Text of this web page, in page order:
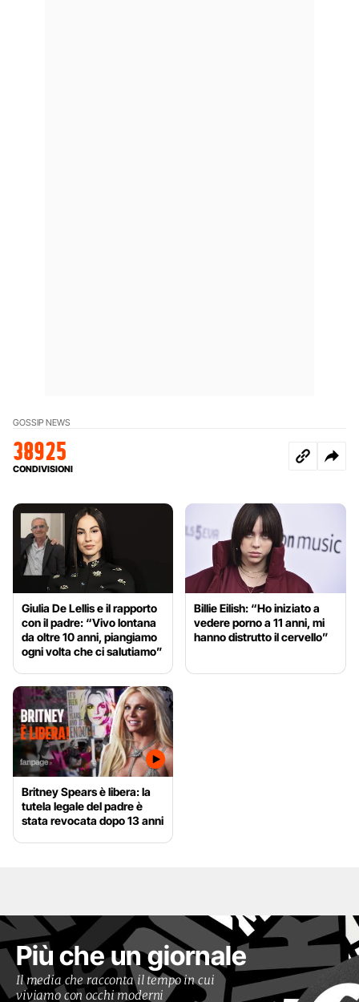
GOSSIP NEWS
38925
CONDIVISIONI
Giulia De Lellis e il rapporto
con il padre: “Vivo lontana
da oltre 10 anni, piangiamo
ogni volta che ci salutiamo”
Billie Eilish: “Ho iniziato a
vedere porno a 11 anni, mi
hanno distrutto il cervello”
Britney Spears è libera: la
tutela legale del padre è
stata revocata dopo 13 anni
Più che un giornale
Il media che racconta il tempo in cui
viviamo con occhi moderni